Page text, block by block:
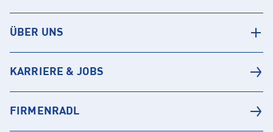
ÜBER UNS
KARRIERE & JOBS
FIRMENRADL